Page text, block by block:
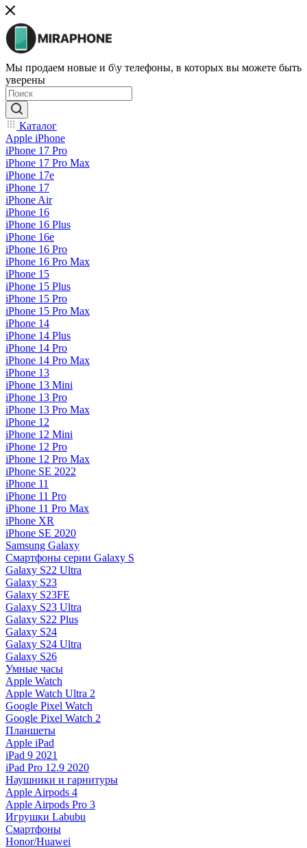
Мы продаем новые и б\у телефоны, в которых вы можете быть
уверены
Каталог
Apple iPhone
iPhone 17 Pro
iPhone 17 Pro Max
iPhone 17e
iPhone 17
iPhone Air
iPhone 16
iPhone 16 Plus
iPhone 16e
iPhone 16 Pro
iPhone 16 Pro Max
iPhone 15
iPhone 15 Plus
iPhone 15 Pro
iPhone 15 Pro Max
iPhone 14
iPhone 14 Plus
iPhone 14 Pro
iPhone 14 Pro Max
iPhone 13
iPhone 13 Mini
iPhone 13 Pro
iPhone 13 Pro Max
iPhone 12
iPhone 12 Mini
iPhone 12 Pro
iPhone 12 Pro Max
iPhone SE 2022
iPhone 11
iPhone 11 Pro
iPhone 11 Pro Max
iPhone XR
iPhone SE 2020
Samsung Galaxy
Смартфоны серии Galaxy S
Galaxy S22 Ultra
Galaxy S23
Galaxy S23FE
Galaxy S23 Ultra
Galaxy S22 Plus
Galaxy S24
Galaxy S24 Ultra
Galaxy S26
Умные часы
Apple Watch
Apple Watch Ultra 2
Google Pixel Watch
Google Pixel Watch 2
Планшеты
Apple iPad
iPad 9 2021
iPad Pro 12.9 2020
Наушники и гарнитуры
Apple Airpods 4
Apple Airpods Pro 3
Игрушки Labubu
Смартфоны
Honor/Huawei